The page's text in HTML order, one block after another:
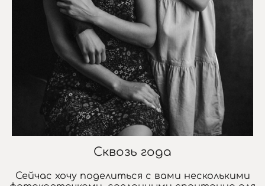
Сквозь года
Сейчас хочу поделиться с вами несколькими